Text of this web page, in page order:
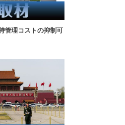
管理コストの抑制可